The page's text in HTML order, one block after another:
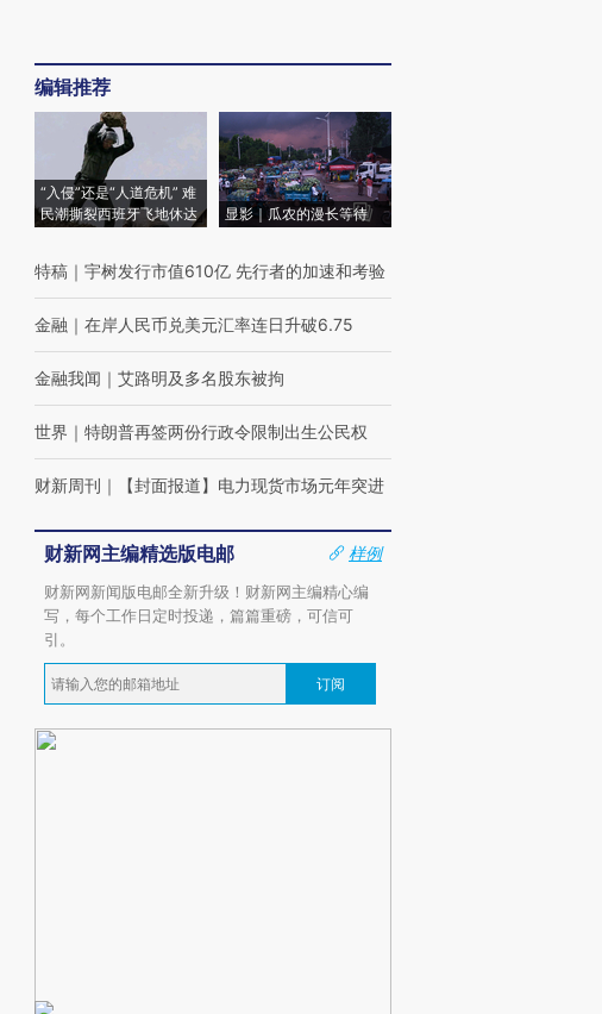
编辑推荐
“入侵”还是“人道危机” 难
民潮撕裂西班牙飞地休达
显影｜瓜农的漫长等待
特稿 ｜ 宇树发行市值610亿 先行者的加速和考验
金融 ｜ 在岸人民币兑美元汇率连日升破6.75
金融我闻 ｜ 艾路明及多名股东被拘
世界 ｜ 特朗普再签两份行政令限制出生公民权
财新周刊 ｜ 【封面报道】电力现货市场元年突进
财新网主编精选版电邮
样例
财新网新闻版电邮全新升级！财新网主编精心编
写，每个工作日定时投递，篇篇重磅，可信可
引。
订阅